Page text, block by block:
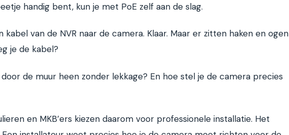
handig bent, kun je met PoE zelf aan de slag.
kabel van de NVR naar de camera. Klaar. Maar er zitten haken en ogen
je de kabel?
de muur heen zonder lekkage? En hoe stel je de camera precies
en MKB’ers kiezen daarom voor professionele installatie. Het